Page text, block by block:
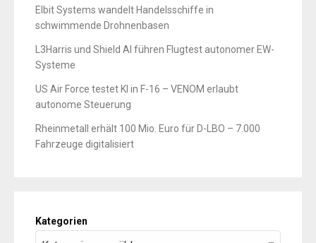
Elbit Systems wandelt Handelsschiffe in
schwimmende Drohnenbasen
L3Harris und Shield AI führen Flugtest autonomer EW-
Systeme
US Air Force testet KI in F-16 – VENOM erlaubt
autonome Steuerung
Rheinmetall erhält 100 Mio. Euro für D-LBO – 7.000
Fahrzeuge digitalisiert
Kategorien